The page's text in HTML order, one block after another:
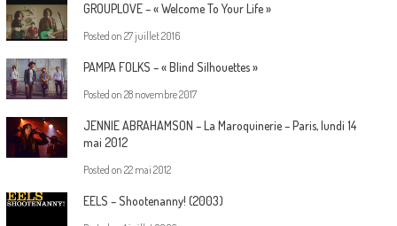
GROUPLOVE – « Welcome To Your Life »
Posted on 27 juillet 2016
PAMPA FOLKS – « Blind Silhouettes »
Posted on 28 novembre 2017
JENNIE ABRAHAMSON – La Maroquinerie – Paris, lundi 14
mai 2012
Posted on 22 mai 2012
EELS – Shootenanny! (2003)